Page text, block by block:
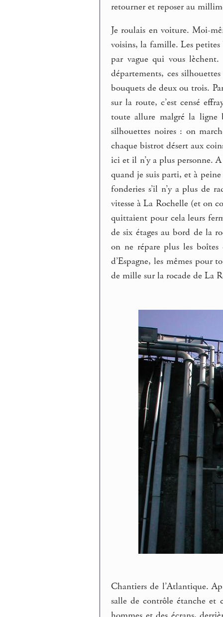
retourner et reposer au
Je roulais en voiture. Moi-
voisins, la famille. Les
par vague qui vous
départements, ces
bouquets de deux ou trois.
sur la route, c’est censé
toute allure malgré la ligne
silhouettes noires : on
chaque bistrot désert aux
ici et il n’y a plus personne.
quand je suis parti, et à
fonderies s’il n’y a plus de
vitesse à La Rochelle (et on
quittaient pour cela leurs
de six étages au bord de la
on ne répare plus les boîtes
d’Espagne, les mêmes pour
de mille sur la rocade de La
Chantiers de l’Atlantique.
salle de contrôle étanche et